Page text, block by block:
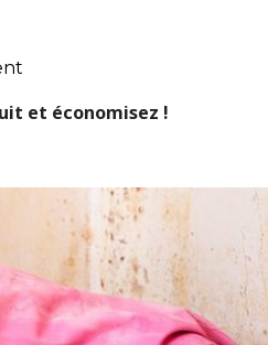
et économisez !